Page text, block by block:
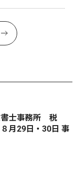
書士事務所 税
月29日・30日 事